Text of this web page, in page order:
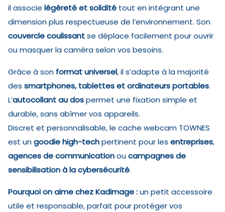
il associe légèreté et solidité tout en intégrant une
dimension plus respectueuse de l’environnement. Son
couvercle coulissantse déplace facilement pour ouvrir
ou masquer la caméra selon vos besoins.
Grâce à son format universel, il s’adapte à la majorité
des smartphones, tablettes et ordinateurs portables.
L’autocollant au dospermet une fixation simple et
durable, sans abîmer vos appareils.
Discret et personnalisable, le cache webcam TOWNES
est ungoodie high-techpertinent pour les entreprises,
agences de communicationoucampagnes de
sensibilisation à la cybersécurité.
Pourquoi on aime chez Kadimage :un petit accessoire
utile et responsable, parfait pour protéger vos